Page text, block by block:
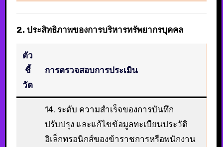
2. ประสิทธิภาพของการบริหารทรัพยากรบุคคล
ตัว
ชี้
วัด
การตรวจสอบการประเมิน
14. ระดับ ความสําเร็จของการบันทึก
ปรับปรุง และแก้ไขข้อมูลทะเบียนประวัติ
อิเล็กทรอนิกส์ของข้าราชการหรือพนักงาน